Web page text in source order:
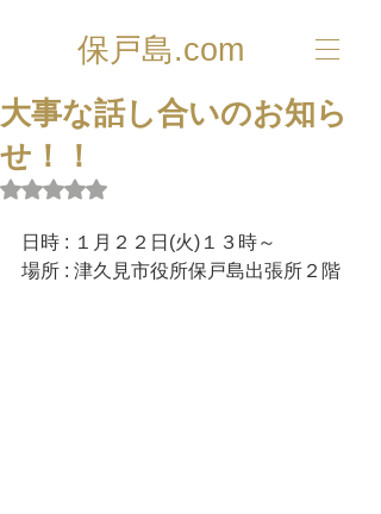
保戸島.com
大事な話し合いのお知ら
せ！！
5つ星のうちNaNと評価されています。
日時 : １月２２日(火)１３時～
場所 : 津久見市役所保戸島出張所２階